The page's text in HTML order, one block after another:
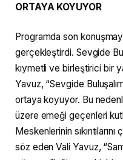
ORTAYA KOYUYOR
Programda son
gerçekleştirdi. Sevgide
kıymetli ve birleştirici bir
Yavuz, “Sevgide
ortaya koyuyor. Bu
üzere emeği geçenleri
Meskenlerinin
söz eden Vali Yavuz,